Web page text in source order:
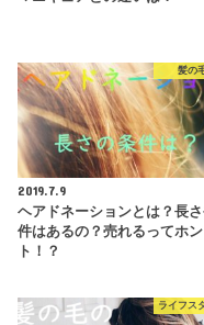
髪の
2019.7.9
ヘアドネーションとは？長
件はあるの？売れるってホン
ト！？
ライフス